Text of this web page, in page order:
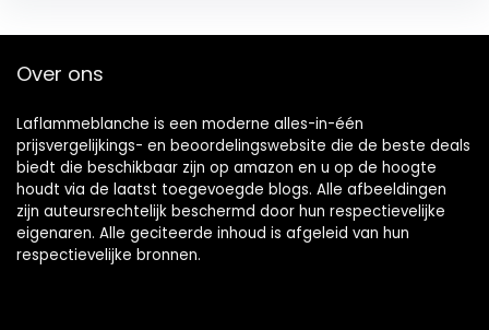
Over ons
Laflammeblanche is een moderne alles-in-één
prijsvergelijkings- en beoordelingswebsite die de beste deals
biedt die beschikbaar zijn op amazon en u op de hoogte
houdt via de laatst toegevoegde blogs. Alle afbeeldingen
zijn auteursrechtelijk beschermd door hun respectievelijke
eigenaren. Alle geciteerde inhoud is afgeleid van hun
respectievelijke bronnen.